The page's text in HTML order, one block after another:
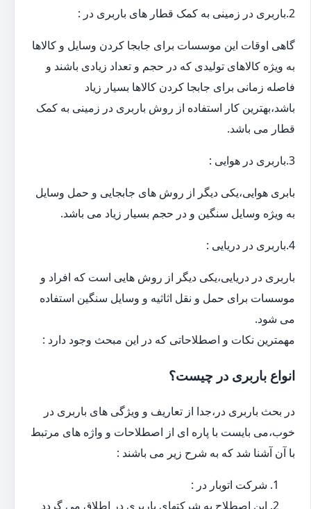
2.باربری در زمینی به کمک قطار های باربری در :
گاهی اوقات این موسسات برای جابجا کردن وسایل و کالاها
به ویژه کالاهای تولیدی که در حجم و تعداد زیادی باشند و
فاصله زمانی برای جابجا کردن کالاها بسیار زیاد
باشد،بهترین کار استفاده از روش باربری در زمینی به کمک
قطار می باشد.
3.باربری در هوایی :
بابری هوایی،یکی دیگر از روش های جابجایی و حمل وسایل
به ویژه وسایل سنگین و در حجم بسیار زیاد می باشد.
4.باربری در دریایی :
باربری در دریایی،یکی دیگر از روش هایی است که افراد و
موسسات برای حمل و نقل اثاثیه و وسایل سنگین استفاده
می شود.
مهمترین نکات و اصطلاحاتی که در این مبحث وجود دارد :
انواع باربری در چیست؟
در بحث باربری در،جدا از تعاریف و ویژگی های باربری در
خوب،می بایست با پاره ای از اصطلاحات و واژه های مرتبط
با آن آشنا شد که به شرح زیر می باشند :
شرکت اتوبار در :
این اصطلاح به شرکتهای باربری در اطلاق می گردد